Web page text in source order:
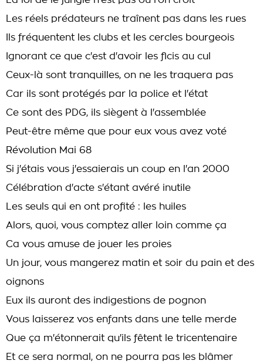
Les réels prédateurs ne traînent pas dans les rues
Ils fréquentent les clubs et les cercles bourgeois
Ignorant ce que c'est d'avoir les flcis au cul
Ceux-là sont tranquilles, on ne les traquera pas
Car ils sont protégés par la police et l'état
Ce sont des PDG, ils siègent à l'assemblée
Peut-être même que pour eux vous avez voté
Révolution Mai 68
Si j'étais vous j'essaierais un coup en l'an 2000
Célébration d'acte s'étant avéré inutile
Les seuls qui en ont profité : les huiles
Alors, quoi, vous comptez aller loin comme ça
Ca vous amuse de jouer les proies
Un jour, vous mangerez matin et soir du pain et des
oignons
Eux ils auront des indigestions de pognon
Vous laisserez vos enfants dans une telle merde
Que ça m'étonnerait qu'ils fêtent le tricentenaire
Et ce sera normal, on ne pourra pas les blâmer